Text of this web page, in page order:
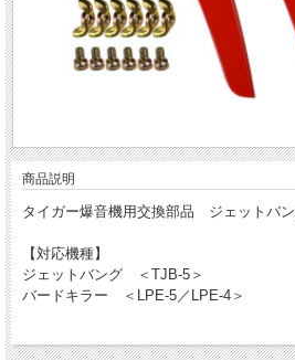
商品説明
タイガー爆音機用交換部品 ジェットバ
【対応機種】
ジェットバング ＜TJB-5＞
バードキラー ＜LPE-5／LPE-4＞